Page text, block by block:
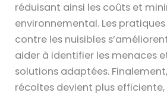
réduisant ainsi les coûts et
environnemental. Les
contre les nuisibles
aider à identifier les menaces
solutions adaptées.
récoltes devient plus efficiente,